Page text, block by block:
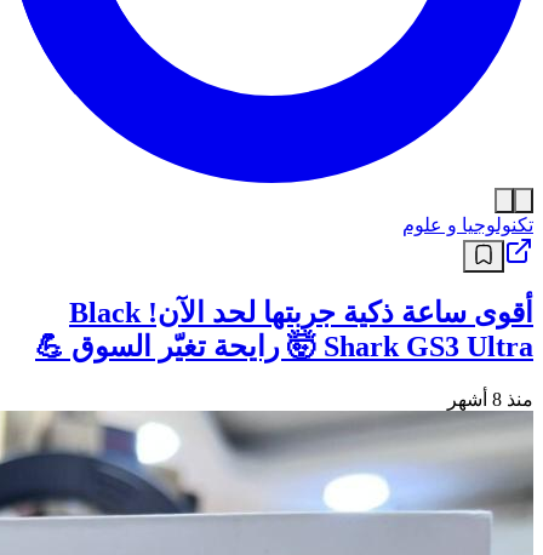
تكنولوجيا و علوم
أقوى ساعة ذكية جربتها لحد الآن! Black
Shark GS3 Ultra 🤯 رايحة تغيّر السوق 💪
منذ 8 أشهر